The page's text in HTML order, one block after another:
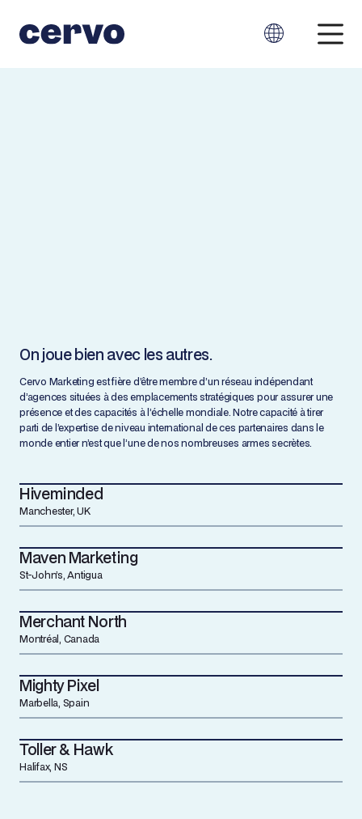
On joue bien avec les autres.
Cervo Marketing est fière d’être membre d’un réseau indépendant
d’agences situées à des emplacements stratégiques pour assurer une
présence et des capacités à l’échelle mondiale. Notre capacité à tirer
parti de l’expertise de niveau international de ces partenaires dans le
monde entier n’est que l’une de nos nombreuses armes secrètes.
Hiveminded
Manchester, UK
Maven Marketing
St-John’s, Antigua
Merchant North
Montréal, Canada
Mighty Pixel
Marbella, Spain
Toller & Hawk
Halifax, NS